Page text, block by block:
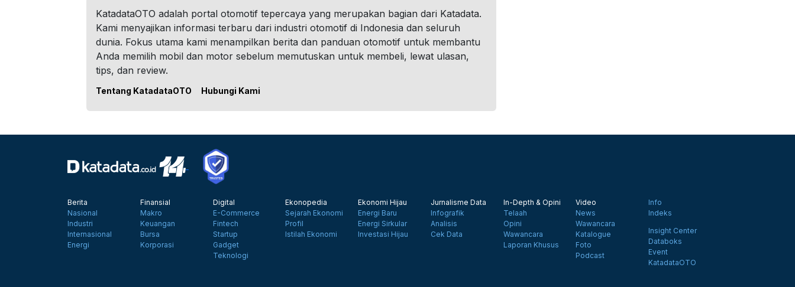
KatadataOTO adalah portal otomotif tepercaya yang merupakan bagian dari Katadata.
Kami menyajikan informasi terbaru dari industri otomotif di Indonesia dan seluruh
dunia. Fokus utama kami menampilkan berita dan panduan otomotif untuk membantu
Anda memilih mobil dan motor sebelum memutuskan untuk membeli, lewat ulasan,
tips, dan review.
Tentang KatadataOTO Hubungi Kami
Berita
Nasional
Industri
Internasional
Energi
Finansial
Makro
Keuangan
Bursa
Korporasi
Digital
E-Commerce
Fintech
Startup
Gadget
Teknologi
Ekonopedia
Sejarah Ekonomi
Profil
Istilah Ekonomi
Ekonomi Hijau
Energi Baru
Energi Sirkular
Investasi Hijau
Jurnalisme Data
Infografik
Analisis
Cek Data
In-Depth & Opini
Telaah
Opini
Wawancara
Laporan Khusus
Video
News
Wawancara
Katalogue
Foto
Podcast
Info
Indeks
Insight Center
Databoks
Event
KatadataOTO